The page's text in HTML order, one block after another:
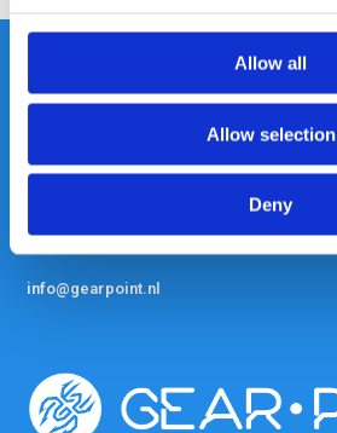
Allow all
Allow selection
Deny
Heeft u vragen, neem gerust
contact met ons op.
info@gearpoint.nl